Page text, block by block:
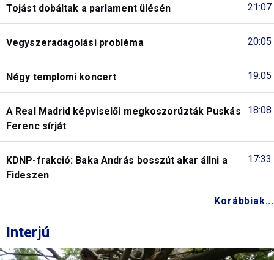
21:07
Tojást dobáltak a parlament ülésén
20:05
Vegyszeradagolási probléma
19:05
Négy templomi koncert
18:08
A Real Madrid képviselői megkoszorúzták Puskás
Ferenc sírját
17:33
KDNP-frakció: Baka András bosszút akar állni a
Fideszen
Korábbiak...
Interjú